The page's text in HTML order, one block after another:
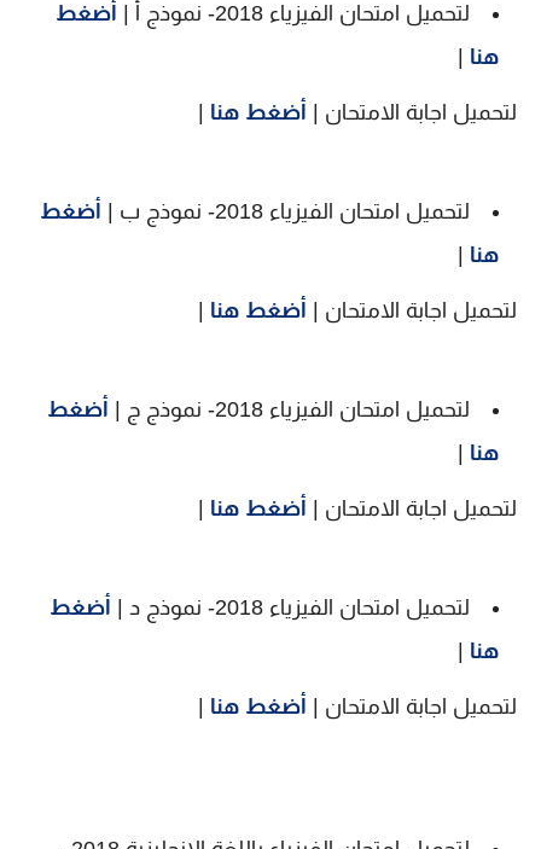
لتحميل امتحان الفيزياء 2018- نموذج أ |
أضغط
هنا
لتحميل اجابة الامتحان | أضغط هنا
لتحميل امتحان الفيزياء 2018- نموذج ب |
أضغط
هنا
لتحميل اجابة الامتحان | أضغط هنا
لتحميل امتحان الفيزياء 2018- نموذج ج |
أضغط
هنا
لتحميل اجابة الامتحان | أضغط هنا
لتحميل امتحان الفيزياء 2018- نموذج د |
أضغط
هنا
لتحميل اجابة الامتحان | أضغط هنا